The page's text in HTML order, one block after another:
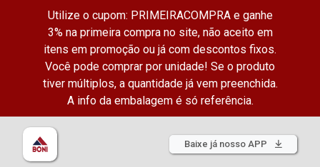
Utilize o cupom: PRIMEIRACOMPRA e ganhe
3% na primeira compra no site, não aceito em
itens em promoção ou já com descontos fixos.
Você pode comprar por unidade! Se o produto
tiver múltiplos, a quantidade já vem preenchida.
A info da embalagem é só referência.
Baixe já nosso APP